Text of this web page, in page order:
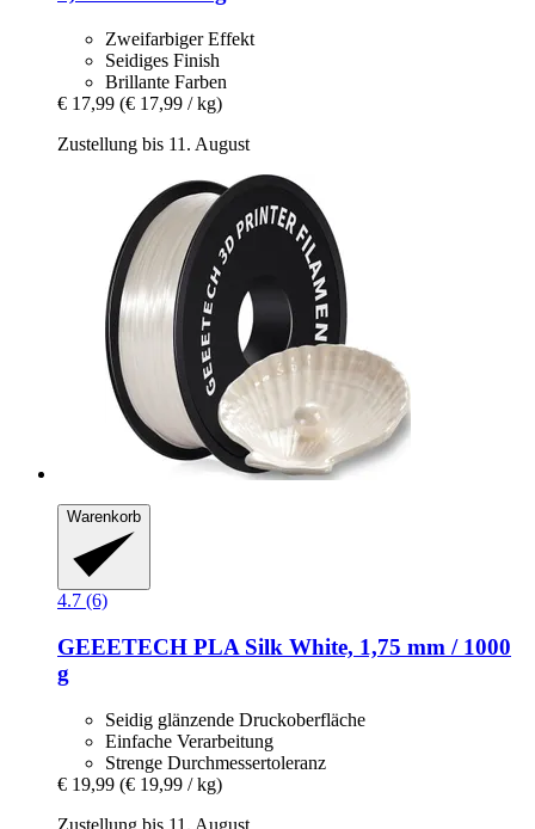
Zweifarbiger Effekt
Seidiges Finish
Brillante Farben
€ 17,99 (€ 17,99 / kg)
Zustellung bis 11. August
Warenkorb
4.7 (6)
GEEETECH PLA Silk White, 1,75 mm / 1000
g
Seidig glänzende Druckoberfläche
Einfache Verarbeitung
Strenge Durchmessertoleranz
€ 19,99 (€ 19,99 / kg)
Zustellung bis 11. August